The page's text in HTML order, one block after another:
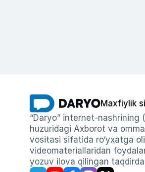
Maxfiylik
“Daryo” internet-nashrining
huzuridagi Axborot va
vositasi sifatida ro‘yxatga
videomateriallaridan
yozuv ilova qilingan taqdirda